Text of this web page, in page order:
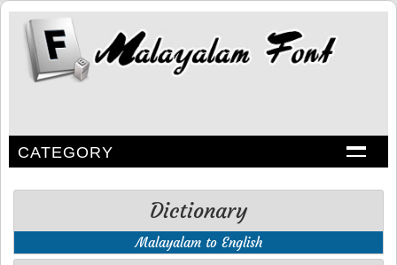
CATEGORY
Dictionary
Malayalam to English